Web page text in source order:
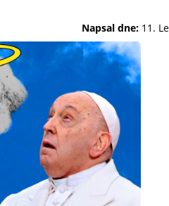
Napsal dne: 11.